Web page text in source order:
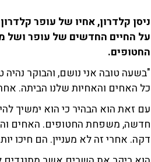
על החיים החדשים של עופר ושל
החטופים.
"בשעה טובה אני נושם, והבוקר נהיה
כל האחים והאחיות שלנו הביתה.
עם זאת הוא הבהיר כי הוא ימשיך
חדשה, משפחת החטופים. האחים
דקה. אחרי זה לא מעניין. הם חיכו